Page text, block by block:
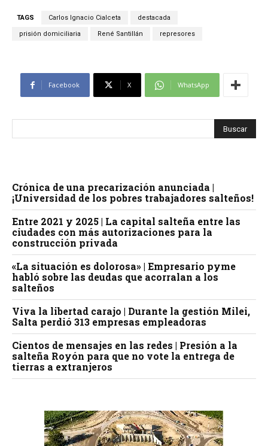
TAGS Carlos Ignacio Cialceta destacada
prisión domiciliaria René Santillán represores
Facebook X WhatsApp
Crónica de una precarización anunciada |
¡Universidad de los pobres trabajadores salteños!
Entre 2021 y 2025 | La capital salteña entre las
ciudades con más autorizaciones para la
construcción privada
«La situación es dolorosa» | Empresario pyme
habló sobre las deudas que acorralan a los
salteños
Viva la libertad carajo | Durante la gestión Milei,
Salta perdió 313 empresas empleadoras
Cientos de mensajes en las redes | Presión a la
salteña Royón para que no vote la entrega de
tierras a extranjeros